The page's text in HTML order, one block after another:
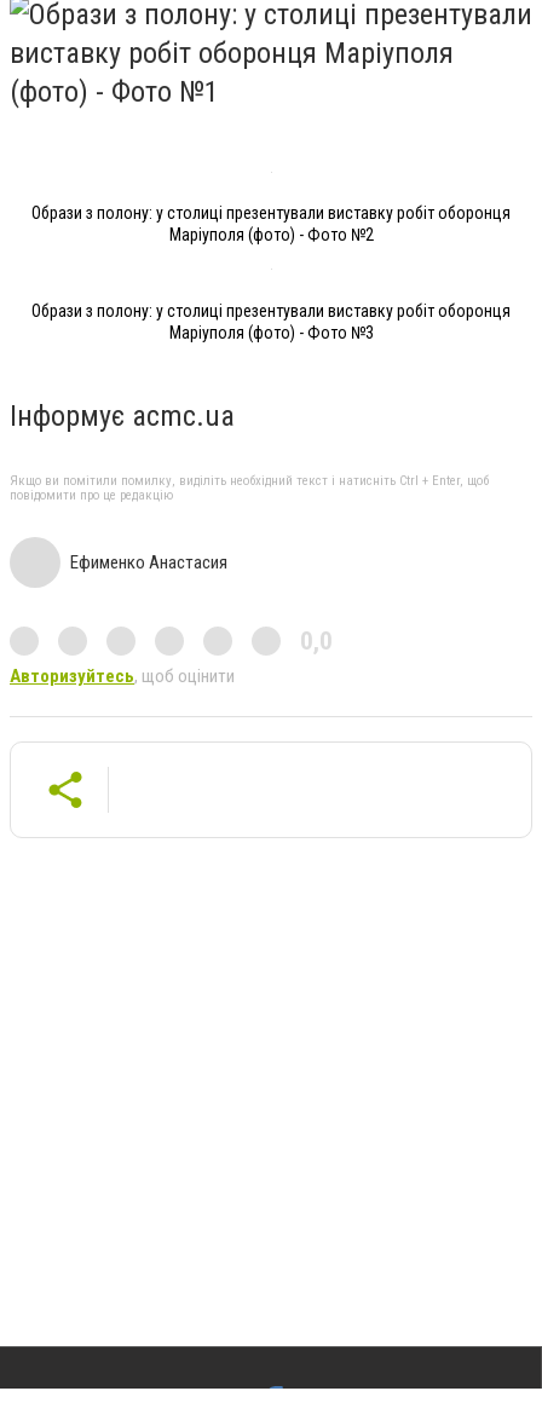
Образи з полону: у столиці презентували виставку робіт оборонця
Маріуполя (фото) - Фото №2
Образи з полону: у столиці презентували виставку робіт оборонця
Маріуполя (фото) - Фото №3
Інформує acmc.ua
Якщо ви помітили помилку, виділіть необхідний текст і натисніть Ctrl + Enter, щоб
повідомити про це редакцію
Ефименко Анастасия
0,0
Авторизуйтесь, щоб оцінити